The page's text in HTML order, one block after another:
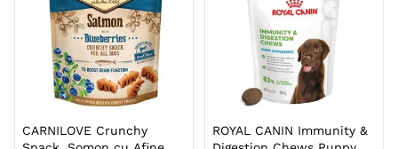
CARNILOVE Crunchy
ROYAL CANIN Immunity &